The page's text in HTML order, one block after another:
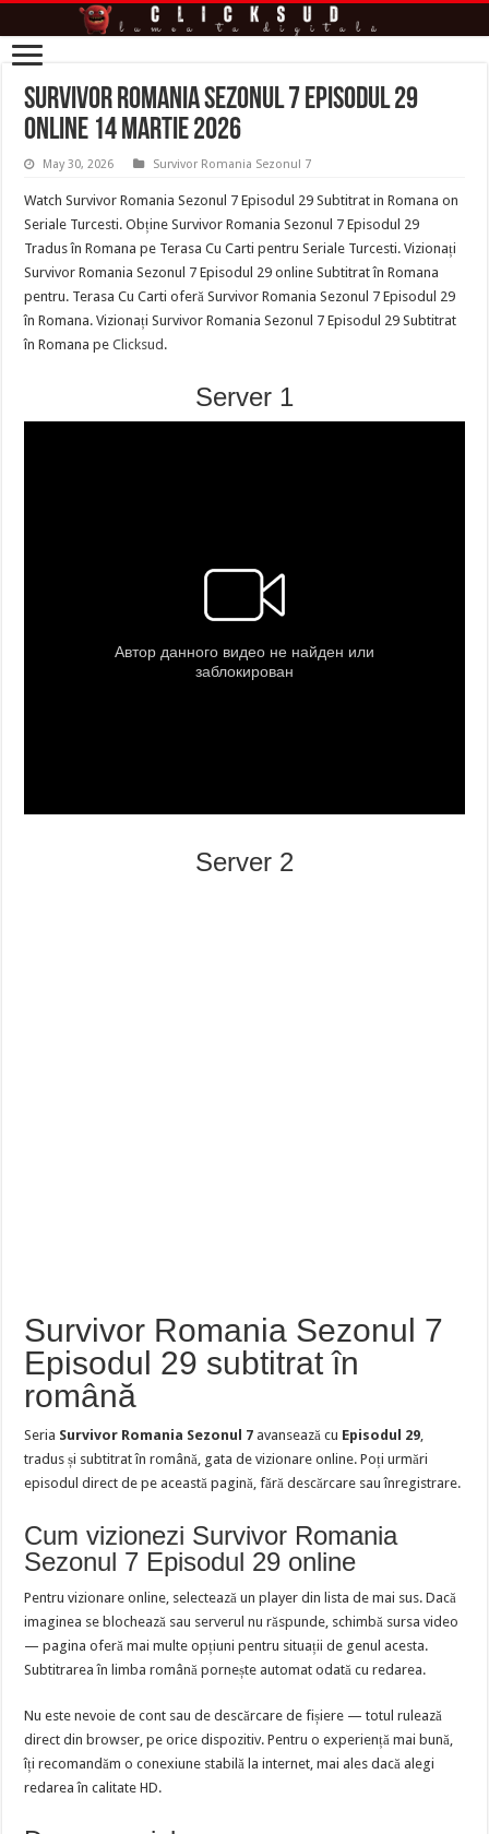
Survivor Romania Sezonul 7 Episodul 29
online 14 Martie 2026
May 30, 2026 Survivor Romania Sezonul 7
Watch Survivor Romania Sezonul 7 Episodul 29 Subtitrat in Romana on
Seriale Turcesti. Obține Survivor Romania Sezonul 7 Episodul 29
Tradus în Romana pe Terasa Cu Carti pentru Seriale Turcesti. Vizionați
Survivor Romania Sezonul 7 Episodul 29 online Subtitrat în Romana
pentru. Terasa Cu Carti oferă Survivor Romania Sezonul 7 Episodul 29
în Romana. Vizionați Survivor Romania Sezonul 7 Episodul 29 Subtitrat
în Romana peClicksud .
Server 1
Server 2
Survivor Romania Sezonul 7
Episodul 29 subtitrat în
română
Seria Survivor Romania Sezonul 7 avansează cu Episodul 29,
tradus și subtitrat în română, gata de vizionare online. Poți urmări
episodul direct de pe această pagină, fără descărcare sau înregistrare.
Cum vizionezi Survivor Romania
Sezonul 7 Episodul 29 online
Pentru vizionare online, selectează un player din lista de mai sus. Dacă
imaginea se blochează sau serverul nu răspunde, schimbă sursa video
— pagina oferă mai multe opțiuni pentru situații de genul acesta.
Subtitrarea în limba română pornește automat odată cu redarea.
Nu este nevoie de cont sau de descărcare de fișiere — totul rulează
direct din browser, pe orice dispozitiv. Pentru o experiență mai bună,
îți recomandăm o conexiune stabilă la internet, mai ales dacă alegi
redarea în calitate HD.